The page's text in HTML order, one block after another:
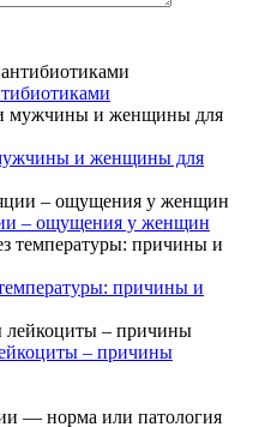
и женщины для
– ощущения у женщин
причины и
– причины